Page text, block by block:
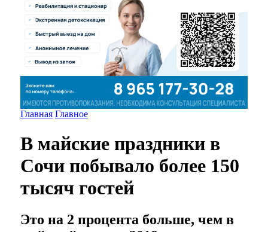
Главная Главное
В майские праздники в
Сочи побывало более 150
тысяч гостей
Это на 2 процента больше, чем в